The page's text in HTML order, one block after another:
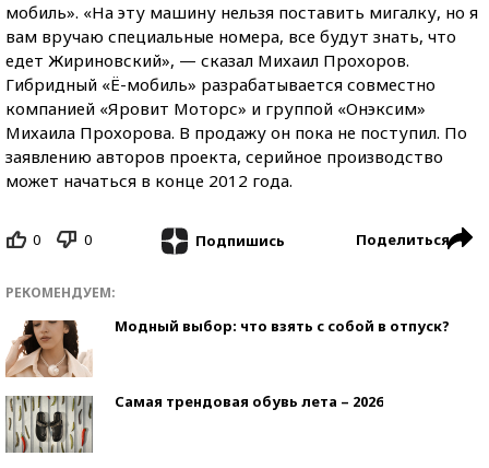
мобиль». «На эту машину нельзя поставить мигалку, но я
вам вручаю специальные номера, все будут знать, что
едет Жириновский», — сказал Михаил Прохоров.
Гибридный «Ё-мобиль» разрабатывается совместно
компанией «Яровит Моторс» и группой «Онэксим»
Михаила Прохорова. В продажу он пока не поступил. По
заявлению авторов проекта, серийное производство
может начаться в конце 2012 года.
0 0 Подпишись Поделиться
РЕКОМЕНДУЕМ:
Модный выбор: что взять с собой в отпуск?
Самая трендовая обувь лета – 2026